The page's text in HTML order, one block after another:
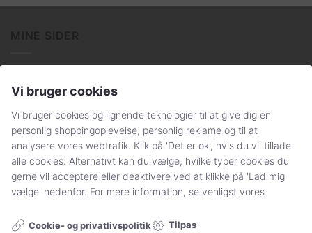
Handelsbetingelser og persondatapolitik
Sådan handler du hos Stylelegs.dk
FØLG OS
Vi bruger cookies
Vi bruger cookies og lignende teknologier til at give dig en
personlig shoppingoplevelse, personlig reklame og til at
analysere vores webtrafik. Klik på 'Det er ok', hvis du vil tillade
alle cookies. Alternativt kan du vælge, hvilke typer cookies du
gerne vil acceptere eller deaktivere ved at klikke på 'Lad mig
vælge' nedenfor. For mere information, se venligst vores
Cookie- og privatlivspolitik Tilpas